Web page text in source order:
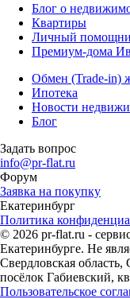
Блог о
Квартиры
Личный
Премиум-дома
Обмен (Trade-in)
Ипотека
Новости
Блог
Задать вопрос
info@pr-flat.ru
Форум
Заявка на покупку
Екатеринбург
Политика
© 2026 pr-flat.ru -
Екатеринбурге. Не
Свердловская
посёлок Габиевский,
Пользовательское